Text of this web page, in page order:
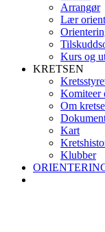
Arrangør
Lær
Kurs og
KRETSEN
Komiteer
Om
Kart
Klubber